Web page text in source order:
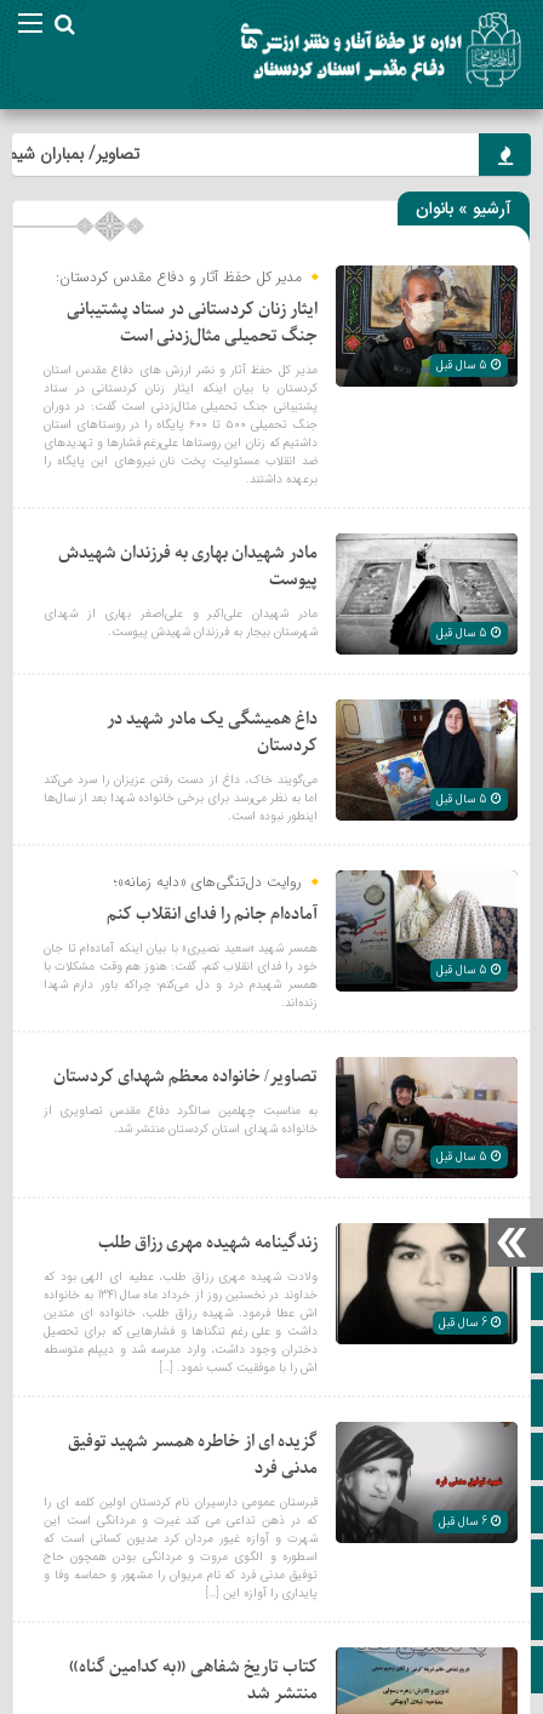
خانه
ویژه خبری
ایتا
کانال تلگرام
تصاویر/ بمباران
آرشیو » بانوان
مدیر کل حفظ آثار و دفاع مقدس کردستان:
ایثار زنان کردستانی در ستاد پشتیبانی
جنگ تحمیلی مثال‌زدنی است
مدیر کل حفظ آثار و نشر ارزش های دفاع مقدس استان
کردستان با بیان اینکه ایثار زنان کردستانی در ستاد
پشتیبانی جنگ تحمیلی مثال‌زدنی است گفت: در دوران
جنگ تحمیلی ۵۰۰ تا ۶۰۰ پایگاه را در روستاهای استان
داشتیم که زنان این روستاها علی‌رغم فشارها و تهدیدهای
ضد انقلاب مسئولیت پخت نان نیروهای این پایگاه را
برعهده داشتند.
مادر شهیدان بهاری به فرزندان شهیدش
پیوست
مادر شهیدان علی‌اکبر و علی‌اصغر بهاری از شهدای
شهرستان بیجار به فرزندان شهیدش پیوست.
داغ همیشگی یک مادر شهید در
کردستان
می‌گویند خاک، داغ از دست رفتن عزیزان را سرد می‌کند
اما به نظر می‌رسد برای برخی خانواده شهدا بعد از سال‌ها
اینطور نبوده است.
روایت دل‌تنگی‌های «دایه زمانه»؛
آماده‌ام جانم را فدای انقلاب کنم
همسر شهید «سعید نصیری» با بیان اینکه آماده‌ام تا جان
خود را فدای انقلاب کنم، گفت: هنوز هم وقت مشکلات با
همسر شهیدم درد و دل می‌کنم؛ چراکه باور دارم شهدا
زنده‌اند.
تصاویر/ خانواده معظم شهدای کردستان
به مناسبت چهلمین سالگرد دفاع مقدس تصاویری از
خانواده شهدای استان کردستان منتشر شد.
زندگینامه شهیده مهری رزاق طلب
ولادت شهیده مهری رزاق طلب، عطیه ای الهی بود که
خداوند در نخستین روز از خرداد ماه سال 1341 به خانواده
اش عطا فرمود. شهیده رزاق طلب، خانواده ای متدین
داشت و علی رغم تنگناها و فشارهایی که برای تحصیل
دختران وجود داشت، وارد مدرسه شد و دیپلم متوسطه
اش را با موفقیت کسب نمود. […]
گزیده ای از خاطره همسر شهید توفیق
مدنی فرد
قبرستان عمومی دارسیران نام کردستان اولین کلمه ای را
که در ذهن تداعی می کند غیرت و مردانگی است این
شهرت و آوازه غیور مردان کرد مدیون کسانی است که
اسطوره و الگوی مروت و مردانگی بودن همچون حاج
توفیق مدنی فرد که نام مریوان را مشهور و حماسه وفا و
پایداری را آوازه این […]
کتاب تاریخ شفاهی «به کدامین گناه»
منتشر شد